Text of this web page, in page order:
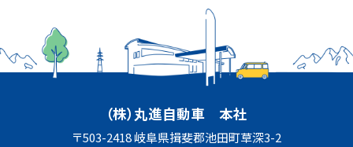
（株）丸進自動車 本社
〒503-2418 岐阜県揖斐郡池田町草深3-2